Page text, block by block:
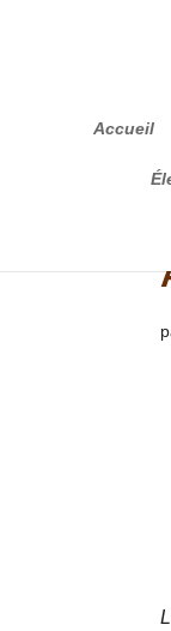
Accueil